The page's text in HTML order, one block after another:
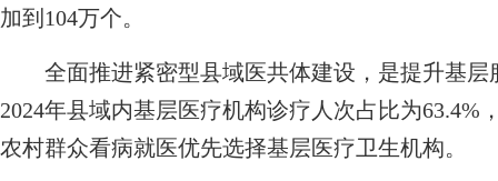
加到104万个。
全面推进紧密型县域医共体建设，是提升基层
2024年县域内基层医疗机构诊疗人次占比为63.4%
农村群众看病就医优先选择基层医疗卫生机构。